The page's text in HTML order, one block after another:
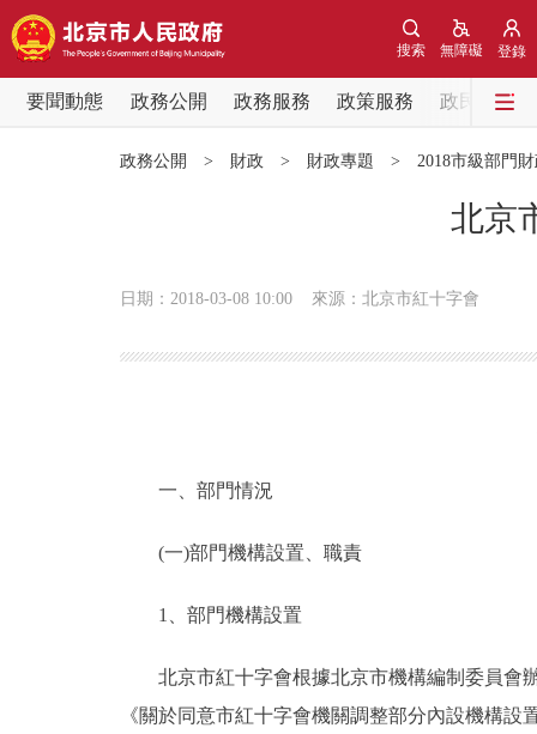
登錄
無障礙
搜索
要聞動態 政務公開 政務服務 政策服務
政民互動
個人服務
政務公開 > 財政 > 財政專題 > 2018市級部門
北京
日期：2018-03-08 10:00 來源：北京市紅十字會
一、部門情況
(一)部門機構設置、職責
1、部門機構設置
北京市紅十字會根據北京市機構編制委員會辦
《關於同意市紅十字會機關調整部分內設機構